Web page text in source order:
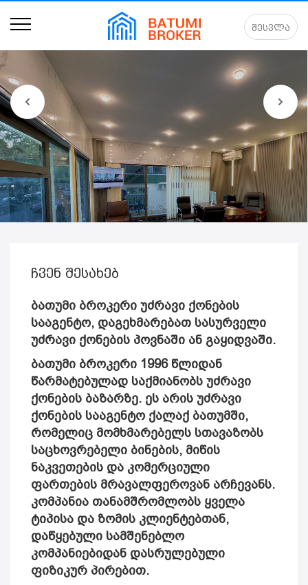
შესვლა
ჩვენ შესახებ
ბათუმი ბროკერი უძრავი ქონების
სააგენტო, დაგეხმარებათ სასურველი
უძრავი ქონების პოვნაში ან გაყიდვაში.
ბათუმი ბროკერი 1996 წლიდან
წარმატებულად საქმიანობს უძრავი
ქონების ბაზარზე. ეს არის უძრავი
ქონების სააგენტო ქალაქ ბათუმში,
რომელიც მომხმარებელს სთავაზობს
საცხოვრებელი ბინების, მიწის
ნაკვეთების და კომერციული
ფართების მრავალფეროვან არჩევანს.
კომპანია თანამშრომლობს ყველა
ტიპისა და ზომის კლიენტებთან,
დაწყებული სამშენებლო
კომპანიებიდან დასრულებული
ფიზიკურ პირებით.